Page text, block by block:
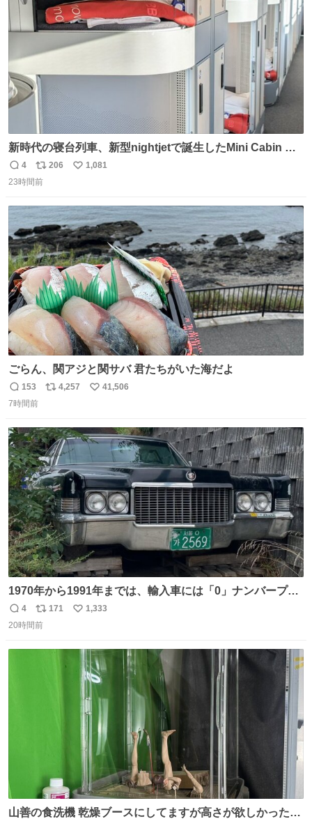
数
新時代の寝台列車、新型nightjetで誕生したMini Cabin ま
さに走るカプセルホテルといった感じで、一人旅で利用す
るのにはちょうどいい設備。 他の人も言ってましたが、サ
返
信
4
リ
ポ
ト
数
206
い
数
1,081
23時間前
ごらん、関アジと関サバ 君たちがいた海だよ
返
信
153
リ
ト
数
4,257
い
数
41,506
7時間前
1970年から1991年までは、輸入車には「0」ナンバープレ
ートが使用されていました。 その後、この制度は廃止さ
れ、すべての「0」ナンバープレートは抹消・無効化され
着した車両が発見されました。 今でも残っていること自体
が奇跡です……。
返
信
4
リ
ポ
171
い
数
1,333
20時間前
山善の食洗機 乾燥ブースにしてますが高さが欲しかったの